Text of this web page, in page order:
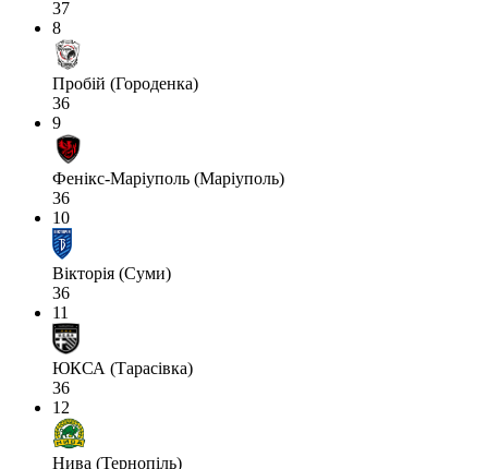
37
8
Пробій (Городенка)
36
9
Фенікс-Маріуполь (Маріуполь)
36
10
Вікторія (Суми)
36
11
ЮКСА (Тарасівка)
36
12
Нива (Тернопіль)